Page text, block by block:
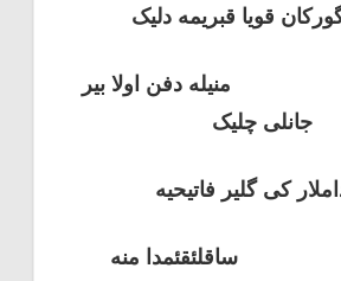
قویا قبریمه دلیک
منیله دفن اولا بیر
جانلی چلیک
کی گلیر فاتیحیه
ساقلئقئمدا منه